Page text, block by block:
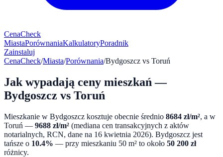
CenaCheck
MiastaPorównaniaKalkulatoryPoradnik
Zainstaluj
CenaCheck/Miasta/Porównania/Bydgoszcz vs Toruń
Jak wypadają ceny mieszkań —
Bydgoszcz vs Toruń
Mieszkanie w Bydgoszcz kosztuje obecnie średnio 8684 zł/m², a w
Toruń — 9688 zł/m² (mediana cen transakcyjnych z aktów
notarialnych, RCN, dane na 16 kwietnia 2026). Bydgoszcz jest
tańsze o 10.4% — przy mieszkaniu 50 m² to około 50 200 zł
różnicy.